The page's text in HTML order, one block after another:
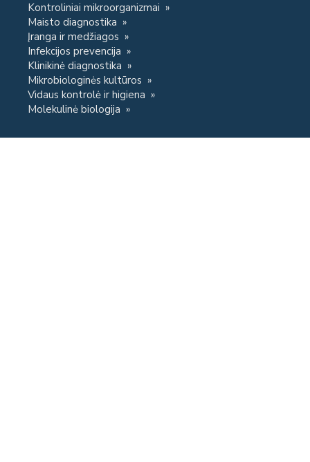
Kontroliniai mikroorganizmai
Maisto diagnostika
Įranga ir medžiagos
Infekcijos prevencija
Klinikinė diagnostika
Mikrobiologinės kultūros
Vidaus kontrolė ir higiena
Molekulinė biologija